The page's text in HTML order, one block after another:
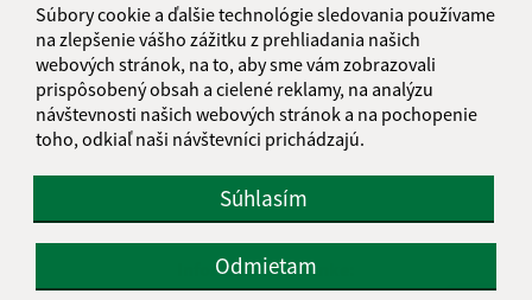
Súbory cookie a ďalšie technológie sledovania používame
na zlepšenie vášho zážitku z prehliadania našich
webových stránok, na to, aby sme vám zobrazovali
prispôsobený obsah a cielené reklamy, na analýzu
návštevnosti našich webových stránok a na pochopenie
toho, odkiaľ naši návštevníci prichádzajú.
Súhlasím
Odmietam
Informácie o stránke: